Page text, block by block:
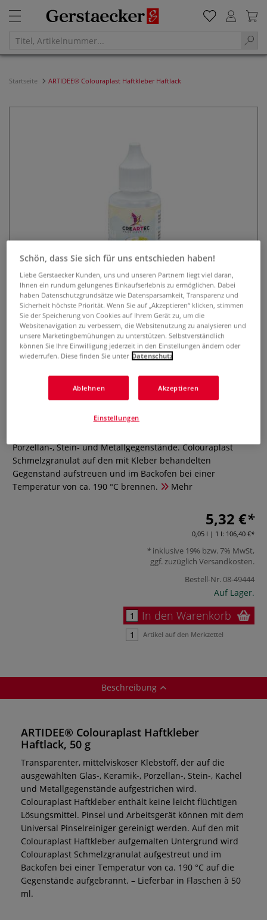
Startseite ARTIDEE® Colouraplast Haftkleber Haftlack
ARTIDEE® Colouraplast
Haftkleber Haftlack
Porzellan-, Stein- und Metallgegenstände. Colouraplast
Schmelzgranulat auf den mit Kleber behandelten
Gegenstand aufstreuen und im Backofen bei einer
Temperatur von ca. 190 °C brennen.
Mehr
5,32 €
0,05 l | 1 l: 106,40 €
inklusive 19% bzw. 7% MwSt,
ggf. zuzüglich Versandkosten.
Bestell-Nr.08-49444
Auf Lager.
In den Warenkorb
Artikel auf den Merkzettel
Beschreibung
ARTIDEE® Colouraplast Haftkleber
Haftlack, 50 g
Transparenter, mittelviskoser Klebstoff, der auf die
ausgewählten Glas-, Keramik-, Porzellan-, Stein-, Kachel
und Metallgegenstände aufgestrichen wird.
Colouraplast Haftkleber enthält keine leicht flüchtigen
Lösungsmittel. Pinsel und Arbeitsgerät können mit dem
Universal Pinselreiniger gereinigt werden. Auf den mit
Colouraplast Haftkleber aufgemalten Untergrund wird
Colouraplast Schmelzgranulat aufgestreut und im
Backofen bei einer Temperatur von ca. 190 °C auf die
Gegenstände aufgebrannt. – Lieferbar in Flaschen à 50
ml.
Schön, dass Sie sich für uns entschieden haben!
Liebe Gerstaecker Kunden, uns und unseren Partnern liegt viel daran,
Ihnen ein rundum gelungenes Einkaufserlebnis zu ermöglichen. Dabei
haben Datenschutzgrundsätze wie Datensparsamkeit, Transparenz und
Sicherheit höchste Priorität. Wenn Sie auf „Akzeptieren“ klicken, stimmen
Sie der Speicherung von Cookies auf Ihrem Gerät zu, um die
Websitenavigation zu verbessern, die Websitenutzung zu analysieren und
unsere Marketingbemühungen zu unterstützen. Selbstverständlich
können Sie Ihre Einwilligung jederzeit in den Einstellungen ändern oder
wiederrufen. Diese finden Sie unter Datenschutz
Ablehnen Akzeptieren
Einstellungen